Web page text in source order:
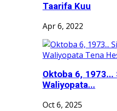
Taarifa Kuu
Apr 6, 2022
Oktoba 6,
Waliyopata...
Oct 6, 2025